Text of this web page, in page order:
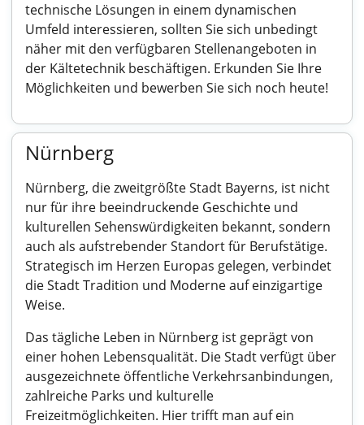
technische Lösungen in einem dynamischen
Umfeld interessieren, sollten Sie sich unbedingt
näher mit den verfügbaren Stellenangeboten in
der Kältetechnik beschäftigen. Erkunden Sie Ihre
Möglichkeiten und bewerben Sie sich noch heute!
Nürnberg
Nürnberg, die zweitgrößte Stadt Bayerns, ist nicht
nur für ihre beeindruckende Geschichte und
kulturellen Sehenswürdigkeiten bekannt, sondern
auch als aufstrebender Standort für Berufstätige.
Strategisch im Herzen Europas gelegen, verbindet
die Stadt Tradition und Moderne auf einzigartige
Weise.
Das tägliche Leben in Nürnberg ist geprägt von
einer hohen Lebensqualität. Die Stadt verfügt über
ausgezeichnete öffentliche Verkehrsanbindungen,
zahlreiche Parks und kulturelle
Freizeitmöglichkeiten. Hier trifft man auf ein